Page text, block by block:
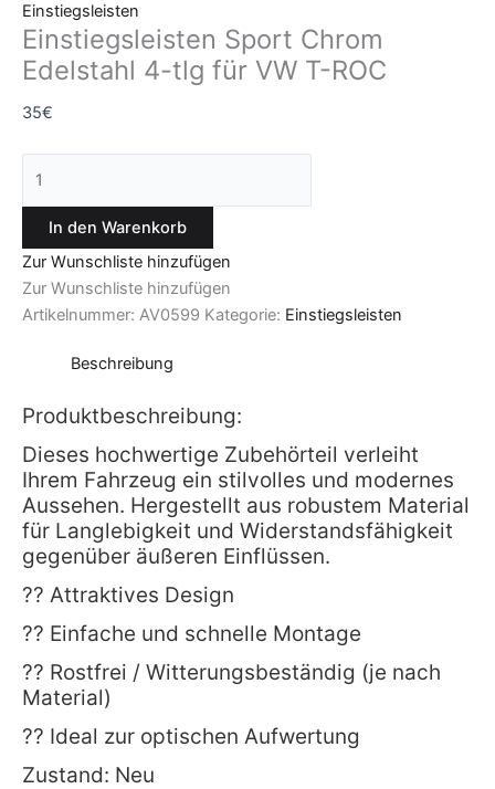
Einstiegsleisten
Einstiegsleisten Sport Chrom
Edelstahl 4-tlg für VW T-ROC
35€
In den Warenkorb
Zur Wunschliste hinzufügen
Zur Wunschliste hinzufügen
Artikelnummer: AV0599 Kategorie: Einstiegsleisten
Beschreibung
Produktbeschreibung:
Dieses hochwertige Zubehörteil verleiht
Ihrem Fahrzeug ein stilvolles und modernes
Aussehen. Hergestellt aus robustem Material
für Langlebigkeit und Widerstandsfähigkeit
gegenüber äußeren Einflüssen.
?? Attraktives Design
?? Einfache und schnelle Montage
?? Rostfrei / Witterungsbeständig (je nach
Material)
?? Ideal zur optischen Aufwertung
Zustand: Neu